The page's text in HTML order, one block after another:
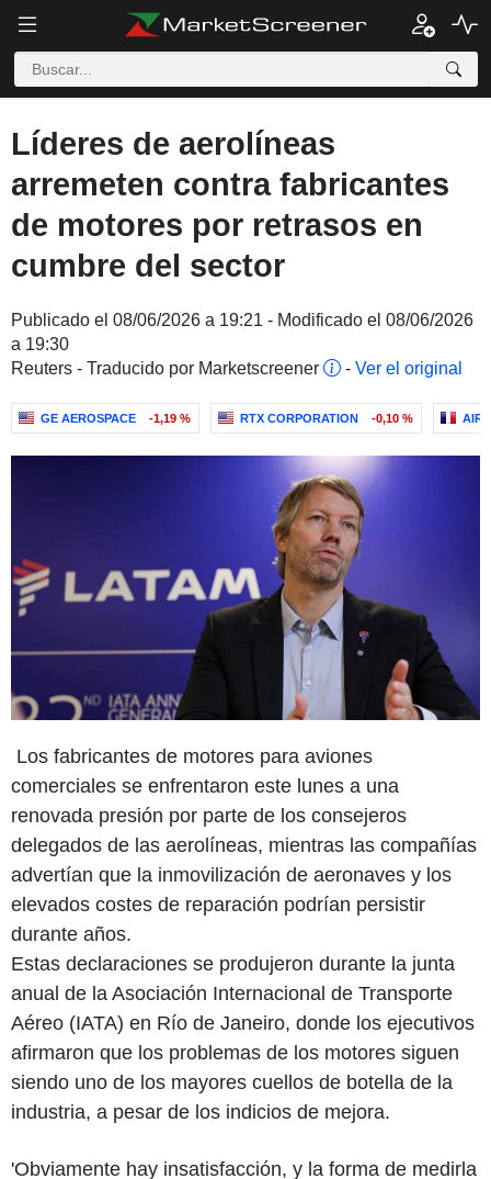
Líderes de aerolíneas
arremeten contra fabricantes
de motores por retrasos en
cumbre del sector
Publicado el 08/06/2026 a 19:21 - Modificado el 08/06/2026
a 19:30
Reuters - Traducido por Marketscreener
- Ver el original
GE AEROSPACE -1,19 % RTX CORPORATION -0,10 %
Los fabricantes de motores para aviones
comerciales se enfrentaron este lunes a una
renovada presión por parte de los consejeros
delegados de las aerolíneas, mientras las compañías
advertían que la inmovilización de aeronaves y los
elevados costes de reparación podrían persistir
durante años.
Estas declaraciones se produjeron durante la junta
anual de la Asociación Internacional de Transporte
Aéreo (IATA) en Río de Janeiro, donde los ejecutivos
afirmaron que los problemas de los motores siguen
siendo uno de los mayores cuellos de botella de la
industria, a pesar de los indicios de mejora.
'Obviamente hay insatisfacción, y la forma de medirla